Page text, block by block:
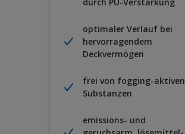
optimaler Verlauf bei
hervorragendem
Deckvermögen
frei von fogging-aktiven
Substanzen
emissions- und